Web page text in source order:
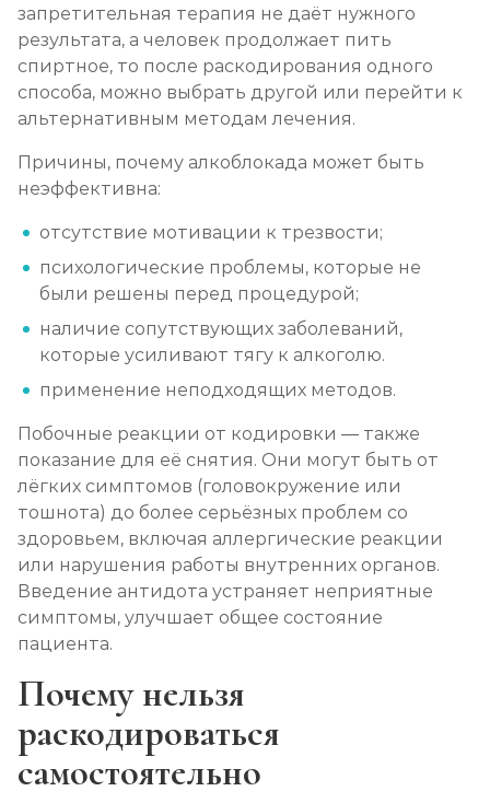
запретительная терапия не даёт нужного
результата, а человек продолжает пить
спиртное, то после раскодирования одного
способа, можно выбрать другой или перейти к
альтернативным методам лечения.
Причины, почему алкоблокада может быть
неэффективна:
отсутствие мотивации к трезвости;
психологические проблемы, которые не
были решены перед процедурой;
наличие сопутствующих заболеваний,
которые усиливают тягу к алкоголю.
применение неподходящих методов.
Побочные реакции от кодировки — также
показание для её снятия. Они могут быть от
лёгких симптомов (головокружение или
тошнота) до более серьёзных проблем со
здоровьем, включая аллергические реакции
или нарушения работы внутренних органов.
Введение антидота устраняет неприятные
симптомы, улучшает общее состояние
пациента.
Почему нельзя
раскодироваться
самостоятельно